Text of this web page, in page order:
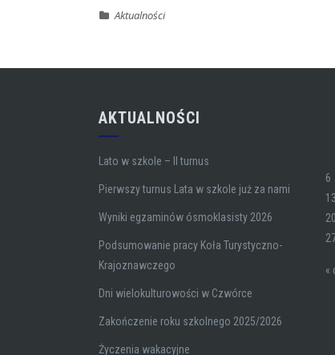
Aktualności
AKTUALNOŚCI
Lato w szkole – II turnus
Pierwszy turnus Lata w szkole już za nami
Wyniki egzaminów ósmoklasisty 2026
Podsumowanie pracy Koła Turystyczno-
Krajoznawczego
Dni wielokulturowości w Czwórce
Zakończenie roku szkolnego 2025/2026
Życzenia wakacyjne
6
13
20
«